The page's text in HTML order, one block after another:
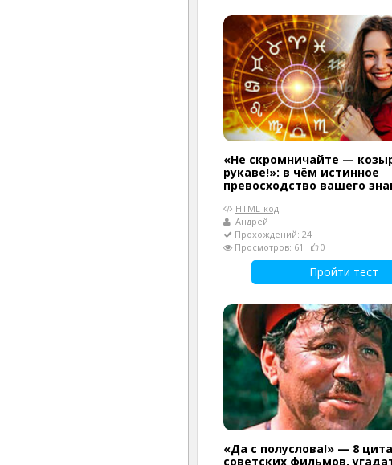
«Не скромничайте —
рукаве!»: в чём истинное
превосходство вашего
HTML-код
Андрей
Прохождений: 24
Просмотров: 61
0
Пройти тест
«Да с полуслова!» — 8
советских фильмов,